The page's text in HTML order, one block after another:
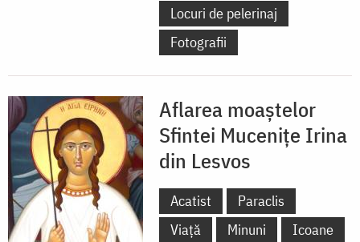
Locuri de pelerinaj
Fotografii
Aflarea moaștelor
Sfintei Mucenițe Irina
din Lesvos
Acatist
Paraclis
Viață
Minuni
Icoane